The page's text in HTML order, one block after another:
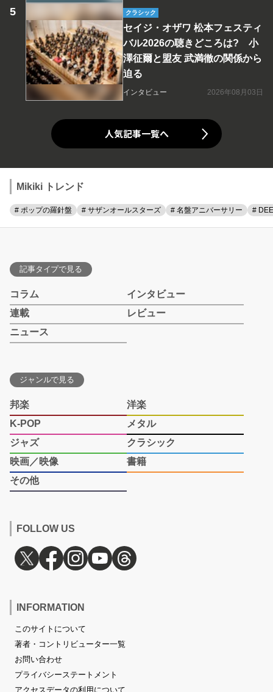
クラシック
セイジ・オザワ 松本フェスティ
バル2026の聴きどころは? 小
澤征爾と盟友 武満徹の関係から
迫る
インタビュー 2026年08月03日
人気記事一覧へ
Mikiki トレンド
# ポップの羅針盤 # サザンオールスターズ # 名盤アニバーサリー #
記事タイプで見る
コラム
インタビュー
連載
レビュー
ニュース
ジャンルで見る
邦楽
洋楽
K-POP
メタル
ジャズ
クラシック
映画／映像
書籍
その他
FOLLOW US
INFORMATION
このサイトについて
著者・コントリビューター一覧
お問い合わせ
プライバシーステートメント
アクセスデータの利用について